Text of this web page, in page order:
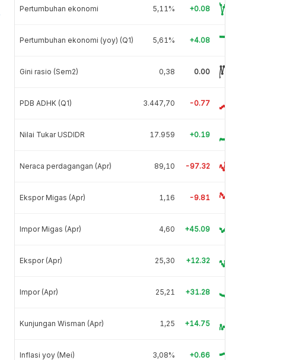
Pertumbuhan ekonomi 5,11% +0.08
Pertumbuhan ekonomi (yoy) (Q1) 5,61% +4.08
Gini rasio (Sem2) 0,38 0.00
PDB ADHK (Q1) 3.447,70 -0.77
Nilai Tukar USDIDR 17.959 +0.19
Neraca perdagangan (Apr) 89,10 -97.32
Ekspor Migas (Apr) 1,16 -9.81
Impor Migas (Apr) 4,60 +45.09
Ekspor (Apr) 25,30 +12.32
Impor (Apr) 25,21 +31.28
Kunjungan Wisman (Apr) 1,25 +14.75
Inflasi yoy (Mei) 3,08% +0.66